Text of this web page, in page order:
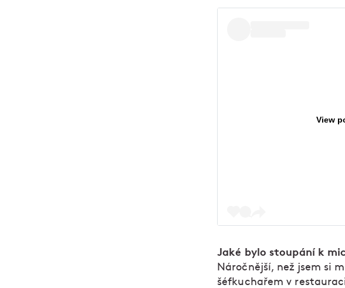
View
Jaké bylo stoupání k
Náročnější, než jsem si
šéfkuchařem v